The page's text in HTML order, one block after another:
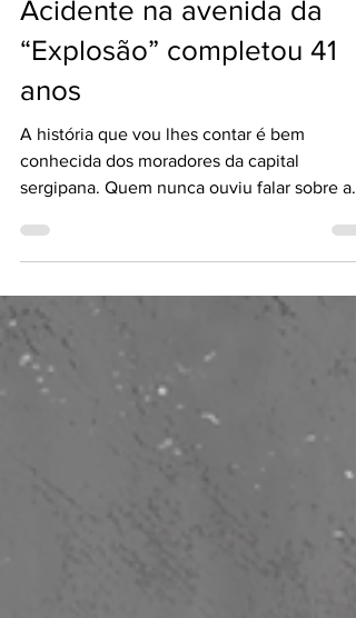
Heriêta Schuster
27 de ago. de 2021
Acidente na avenida da
“Explosão” completou 41
anos
conhecida dos moradores da capital
sergipana. Quem nunca ouviu falar sobre a
Avenida da Explosão? Essa história sempre
me deixou curiosa talvez porque o acidente
ocorreu na data do meu aniversário 13 de
abril. Conta os moradores mais antigos que
no domingo, por volta das 23 horas, um
galpão clandestino de fabricação de fogos
artifício instalado nos fundos da casa do
subtenente Pedro, do Corpo de Bombeiros,